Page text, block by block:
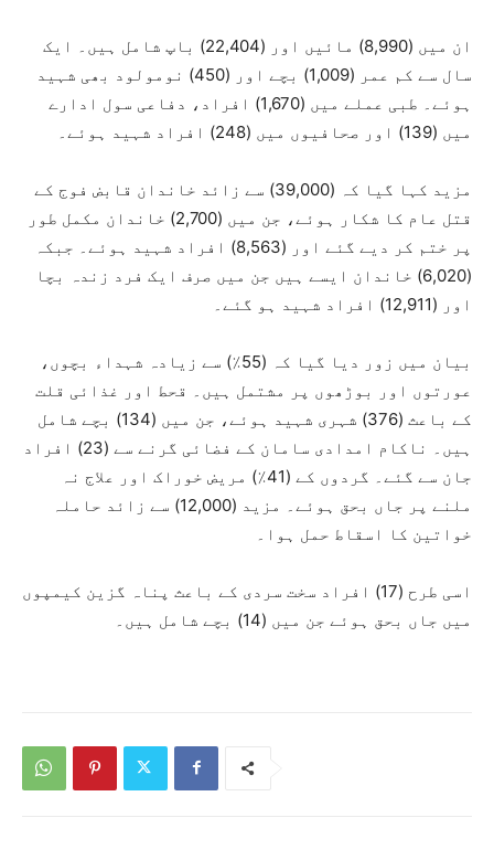
ان میں (8,990) مائیں اور (22,404) باپ شامل ہیں۔ ایک
سال سے کم عمر (1,009) بچے اور (450) نومولود بھی شہید
ہوئے۔ طبی عملے میں (1,670) افراد، دفاعی سول ادارے
میں (139) اور صحافیوں میں (248) افراد شہید ہوئے۔
مزید کہا گیا کہ (39,000) سے زائد خاندان قابض فوج کے
قتل عام کا شکار ہوئے، جن میں (2,700) خاندان مکمل طور
پر ختم کر دیے گئے اور (8,563) افراد شہید ہوئے۔ جبکہ
(6,020) خاندان ایسے ہیں جن میں صرف ایک فرد زندہ بچا
اور (12,911) افراد شہید ہو گئے۔
بیان میں زور دیا گیا کہ (55٪) سے زیادہ شہداء بچوں،
عورتوں اور بوڑھوں پر مشتمل ہیں۔ قحط اور غذائی قلت
کے باعث (376) شہری شہید ہوئے، جن میں (134) بچے شامل
ہیں۔ ناکام امدادی سامان کے فضائی گرنے سے (23) افراد
جان سے گئے۔ گردوں کے (41٪) مریض خوراک اور علاج نہ
ملنے پر جاں بحق ہوئے۔ مزید (12,000) سے زائد حاملہ
خواتین کا اسقاط حمل ہوا۔
اسی طرح (17) افراد سخت سردی کے باعث پناہ گزین کیمپوں
میں جاں بحق ہوئے جن میں (14) بچے شامل ہیں۔